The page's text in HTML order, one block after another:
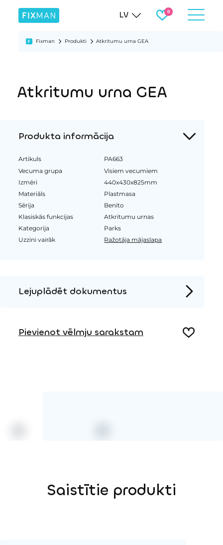
LV
Fixman Produkti Atkritumu urna GEA
Atkritumu urna GEA
Produkta informācija
Artikuls
PA663
Vecuma grupa
Visiem vecumiem
Izmēri
440x430x825mm
Materiāls
Plastmasa
Sērija
Benito
Klasiskās funkcijas
Atkritumu urnas
Kategorija
Parks
Uzzini vairāk
Ražotāja mājaslapa
Lejuplādēt dokumentus
Pievienot vēlmju sarakstam
Saistītie produkti